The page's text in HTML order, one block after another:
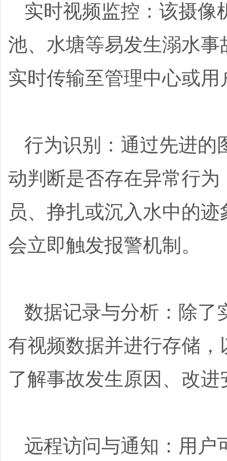
实时视频监控：该摄像
池、水塘等易发生溺水
实时传输至管理中心或用
行为识别：通过先进的
动判断是否存在异常行
员、挣扎或沉入水中的
会立即触发报警机制。
数据记录与分析：除了
有视频数据并进行存储
了解事故发生原因、改
远程访问与通知：用户